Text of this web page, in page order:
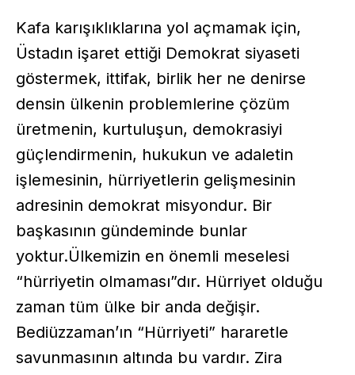
Kafa karışıklıklarına yol açmamak için,
Üstadın işaret ettiği Demokrat siyaseti
göstermek, ittifak, birlik her ne denirse
densin ülkenin problemlerine çözüm
üretmenin, kurtuluşun, demokrasiyi
güçlendirmenin, hukukun ve adaletin
işlemesinin, hürriyetlerin gelişmesinin
adresinin demokrat misyondur. Bir
başkasının gündeminde bunlar
yoktur.Ülkemizin en önemli meselesi
“hürriyetin olmaması”dır. Hürriyet olduğu
zaman tüm ülke bir anda değişir.
Bediüzzaman’ın “Hürriyeti” hararetle
savunmasının altında bu vardır. Zira